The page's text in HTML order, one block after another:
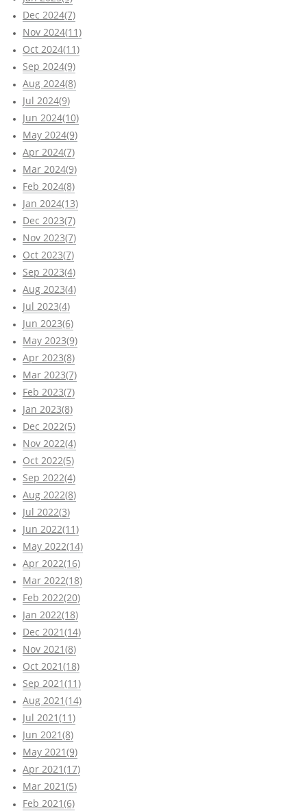
Dec 2024(7)
Nov 2024(11)
Oct 2024(11)
Sep 2024(9)
Aug 2024(8)
Jul 2024(9)
Jun 2024(10)
May 2024(9)
Apr 2024(7)
Mar 2024(9)
Feb 2024(8)
Jan 2024(13)
Dec 2023(7)
Nov 2023(7)
Oct 2023(7)
Sep 2023(4)
Aug 2023(4)
Jul 2023(4)
Jun 2023(6)
May 2023(9)
Apr 2023(8)
Mar 2023(7)
Feb 2023(7)
Jan 2023(8)
Dec 2022(5)
Nov 2022(4)
Oct 2022(5)
Sep 2022(4)
Aug 2022(8)
Jul 2022(3)
Jun 2022(11)
May 2022(14)
Apr 2022(16)
Mar 2022(18)
Feb 2022(20)
Jan 2022(18)
Dec 2021(14)
Nov 2021(8)
Oct 2021(18)
Sep 2021(11)
Aug 2021(14)
Jul 2021(11)
Jun 2021(8)
May 2021(9)
Apr 2021(17)
Mar 2021(5)
Feb 2021(6)